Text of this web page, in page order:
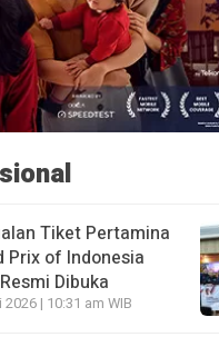
Tiket Pertamina
Prix of Indonesia
Dibuka
2026 | 10:31 am WIB